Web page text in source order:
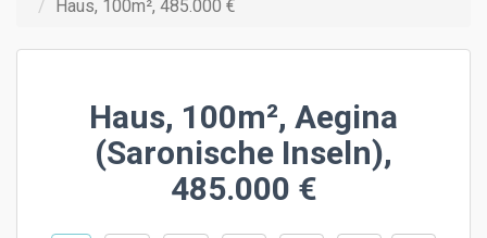
Haus, 100m², 485.000 €
Haus, 100m², Aegina
(Saronische Inseln),
485.000 €